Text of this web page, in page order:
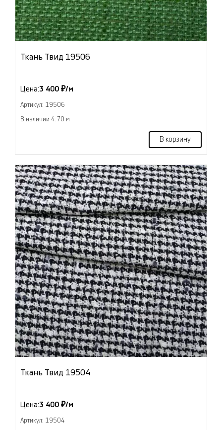
Ткань Твид 19506
Цена:3 400 ₽/м
Артикул: 19506
В наличии 4.70 м
В корзину
Ткань Твид 19504
Цена:3 400 ₽/м
Артикул: 19504